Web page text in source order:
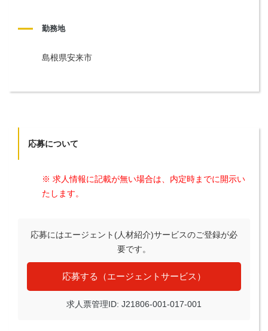
勤務地
島根県安来市
応募について
※ 求人情報に記載が無い場合は、内定時までに開示い
たします。
応募にはエージェント(人材紹介)サービスのご登録が必
要です。
応募する（エージェントサービス）
求人票管理ID: J21806-001-017-001